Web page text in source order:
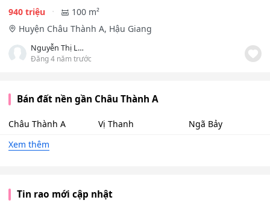
940 triệu
100 m²
Huyện Châu Thành A, Hậu Giang
Nguyễn Thị Loan
Đăng 4 năm trước
Bán đất nền gần Châu Thành A
Châu Thành A Vị Thanh
Ngã Bảy
Xem thêm
Tin rao mới cập nhật